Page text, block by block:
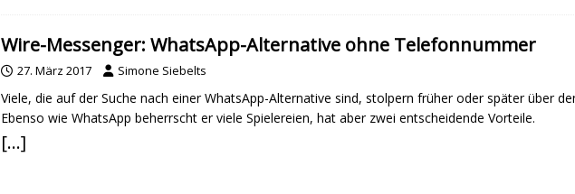
Wire-Messenger: WhatsApp-Alternative ohne Telefonnummer
27. März 2017 Simone Siebelts
Viele, die auf der Suche nach einer WhatsApp-Alternative sind, stolpern früher oder später über
Ebenso wie WhatsApp beherrscht er viele Spielereien, hat aber zwei entscheidende Vorteile.
[…]